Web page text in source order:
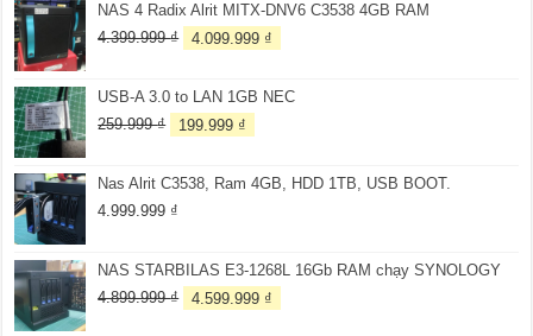
3.099.999 ₫.
là:
NAS 4 Radix Alrit MITX-DNV6 C3538 4GB RAM
4.399.999₫
Giá
4.399.999 ₫.
4.099.999 ₫
là:
USB-A 3.0 to LAN 1GB NEC
259.999₫
Giá
259.999 ₫.
199.999 ₫
là:
Nas Alrit C3538, Ram 4GB, HDD 1TB, USB BOOT.
4.999.999 ₫
NAS STARBILAS E3-1268L 16Gb RAM chạy SYNOLOGY
4.899.999₫
Giá
4.599.999 ₫